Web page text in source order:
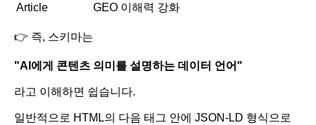
Article
GEO 이해력 강화
👉 즉, 스키마는
"AI에게 콘텐츠 의미를 설명하는 데이터 언어"
라고 이해하면 쉽습니다.
일반적으로 HTML의 다음 태그 안에 JSON-LD 형식으로